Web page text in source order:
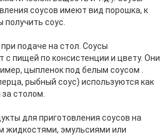
соусов имеют вид порошка, к
соус.
подаче на стол. Соусы
пищей по консистенции и цвету. Они
цыпленок под белым соусом
рыбный соус) используются как
столом.
для приготовления соусов на
жидкостями, эмульсиями или